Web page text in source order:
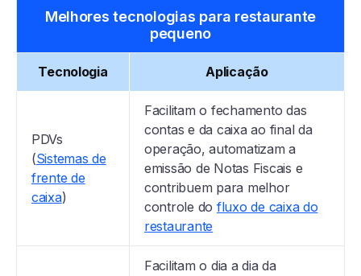
Melhores tecnologias para restaurante
pequeno
Tecnologia Aplicação
PDVs
(Sistemas de
frente de
caixa)
Facilitam o fechamento das
contas e da caixa ao final da
operação, automatizam a
emissão de Notas Fiscais e
contribuem para melhor
controle do fluxo de caixa do
restaurante
Facilitam o dia a dia da